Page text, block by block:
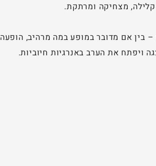
מצחיקה ומרתקת.
בין אם מדובר במופע במה מרהיב, הופעה
ויפתח את הערב באנרגיות חיוביות.